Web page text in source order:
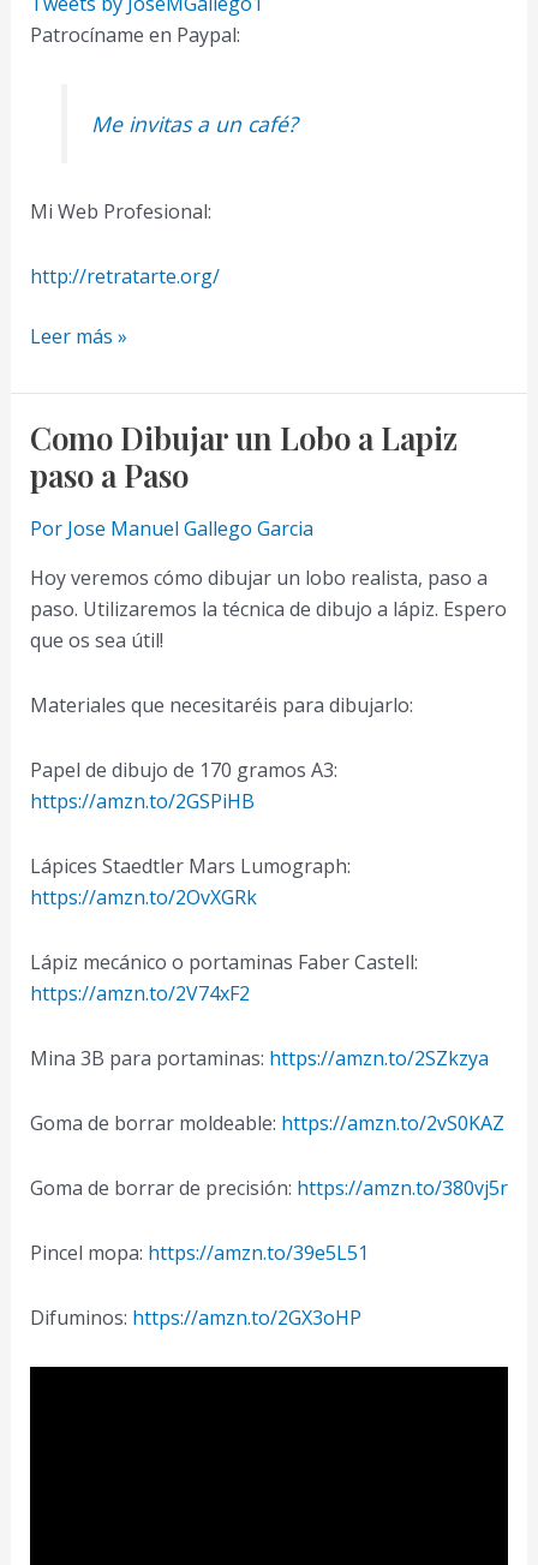
Patrocíname en Paypal:
Me invitas a un café?
Mi Web Profesional:
http://retratarte.org/
Aprende
Dibujar
un
Realista
a
muy
Facil
y
a
Leer más »
Como Dibujar un Lobo a Lapiz
paso a Paso
Por Jose Manuel Gallego Garcia
Hoy veremos cómo dibujar un lobo realista, paso a
paso. Utilizaremos la técnica de dibujo a lápiz. Espero
que os sea útil!
Materiales que necesitaréis para dibujarlo:
Papel de dibujo de 170 gramos A3:
https://amzn.to/2GSPiHB
Lápices Staedtler Mars Lumograph:
https://amzn.to/2OvXGRk
Lápiz mecánico o portaminas Faber Castell:
https://amzn.to/2V74xF2
Mina 3B para portaminas: https://amzn.to/2SZkzya
Goma de borrar moldeable: https://amzn.to/2vS0KAZ
Goma de borrar de precisión: https://amzn.to/380vj5r
Pincel mopa: https://amzn.to/39e5L51
Difuminos: https://amzn.to/2GX3oHP